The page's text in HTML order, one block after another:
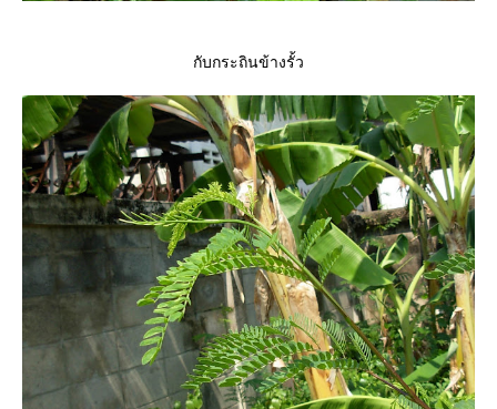
กับกระถินข้างรั้ว